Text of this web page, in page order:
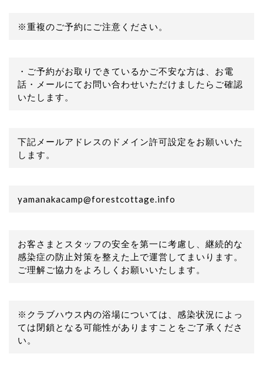
※重複のご予約にご注意ください。
・ご予約がお取りできているかご不安な方は、お電
話・メールにてお問い合わせいただけましたらご確認
いたします。
下記メールアドレスのドメイン許可設定をお願いいた
します。
yamanakacamp@forestcottage.info
お客さまとスタッフの安全を第一に考慮し、継続的な
感染症の防止対策を整えた上で運営してまいります。
ご理解ご協力をよろしくお願いいたします。
※クラブハウス内の浴場については、感染状況によっ
ては閉鎖となる可能性がありますことをご了承くださ
い。